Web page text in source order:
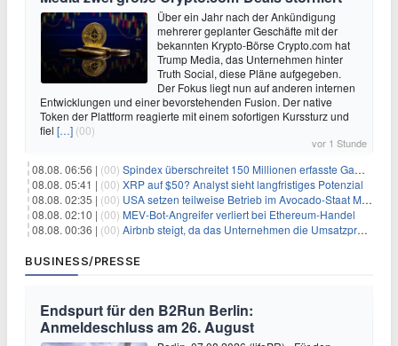
Über ein Jahr nach der Ankündigung
mehrerer geplanter Geschäfte mit der
bekannten Krypto-Börse Crypto.com hat
Trump Media, das Unternehmen hinter
Truth Social, diese Pläne aufgegeben.
Der Fokus liegt nun auf anderen internen
Entwicklungen und einer bevorstehenden Fusion. Der native
Token der Plattform reagierte mit einem sofortigen Kurssturz und
fiel […] (00)
vor 1 Stunde
08.08. 06:56 | (00) Spindex überschreitet 150 Millionen erfasste Gaming-Ereignisse in Echtzeit-Datenpipeline
08.08. 05:41 | (00) XRP auf $50? Analyst sieht langfristiges Potenzial
08.08. 02:35 | (00) USA setzen teilweise Betrieb im Avocado-Staat Michoacán in Mexiko wieder in Gang
08.08. 02:10 | (00) MEV-Bot-Angreifer verliert bei Ethereum-Handel
08.08. 00:36 | (00) Airbnb steigt, da das Unternehmen die Umsatzprognose anhebt und starkes Wachstum signalisiert
BUSINESS/PRESSE
Endspurt für den B2Run Berlin:
Anmeldeschluss am 26. August